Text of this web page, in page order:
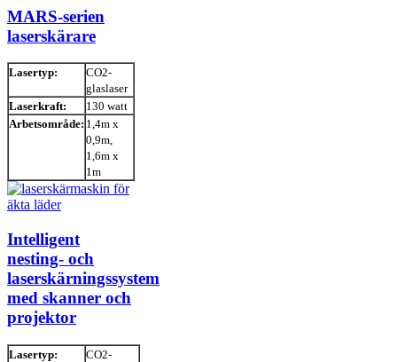
MARS-serien
laserskärare
Lasertyp:
CO2-
glaslaser
Laserkraft:
130 watt
Arbetsområde: 1,4m x
0,9m,
1,6m x
1m
Intelligent
nesting- och
laserskärningssystem
med skanner och
projektor
Lasertyp:
CO2-